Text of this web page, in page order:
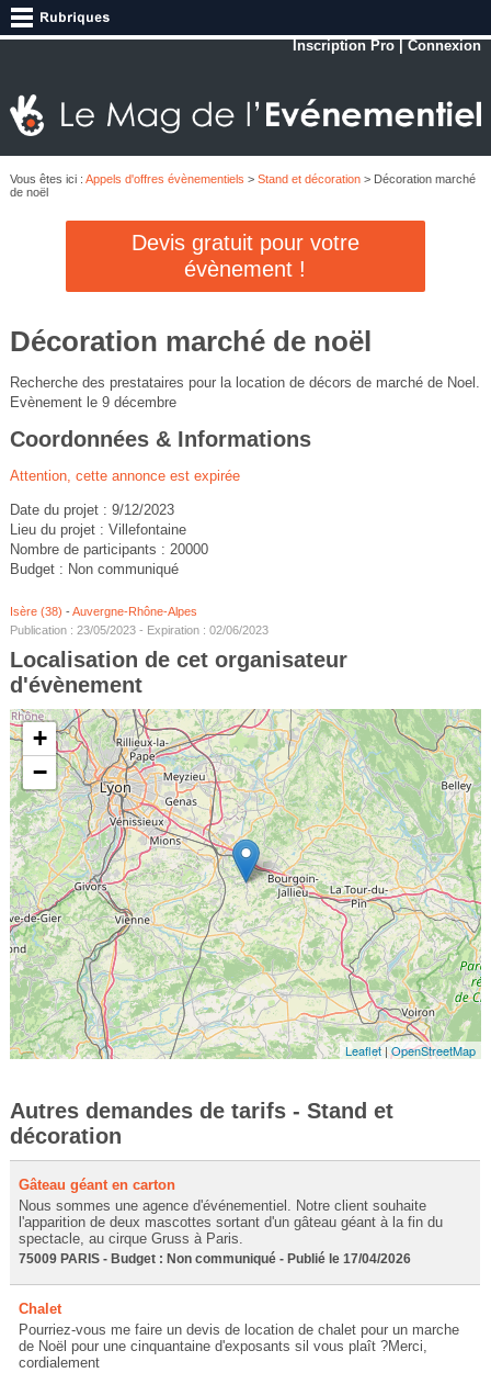
Inscription Pro |Connexion
Vous êtes ici : Appels d'offres évènementiels > Stand et décoration> Décoration marché
de noël
Devis gratuit pour votre
évènement !
Décoration marché de noël
Recherche des prestataires pour la location de décors de marché de Noel.
Evènement le 9 décembre
Coordonnées & Informations
Attention, cette annonce est expirée
Date du projet : 9/12/2023
Lieu du projet : Villefontaine
Nombre de participants : 20000
Budget : Non communiqué
Isère (38) -Auvergne-Rhône-Alpes
Publication : 23/05/2023 - Expiration : 02/06/2023
Localisation de cet organisateur
d'évènement
+
−
Leaflet|OpenStreetMap
Autres demandes de tarifs - Stand et
décoration
Gâteau géant en carton
Nous sommes une agence d'événementiel. Notre client souhaite
l'apparition de deux mascottes sortant d'un gâteau géant à la fin du
spectacle, au cirque Gruss à Paris.
75009 PARIS - Budget : Non communiqué - Publié le 17/04/2026
Chalet
Pourriez-vous me faire un devis de location de chalet pour un marche
de Noël pour une cinquantaine d'exposants sil vous plaît ?Merci,
cordialement